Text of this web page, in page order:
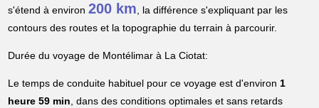
s'étend à environ200 km, la différence s'expliquant par les
contours des routes et la topographie du terrain à parcourir.
Durée du voyage de Montélimar à La Ciotat:
Le temps de conduite habituel pour ce voyage est d'environ1
heure 59 min, dans des conditions optimales et sans retards